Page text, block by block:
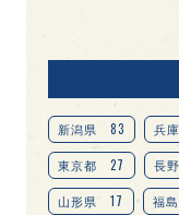
新潟県 83 兵
東京都 27 長
山形県 17 福